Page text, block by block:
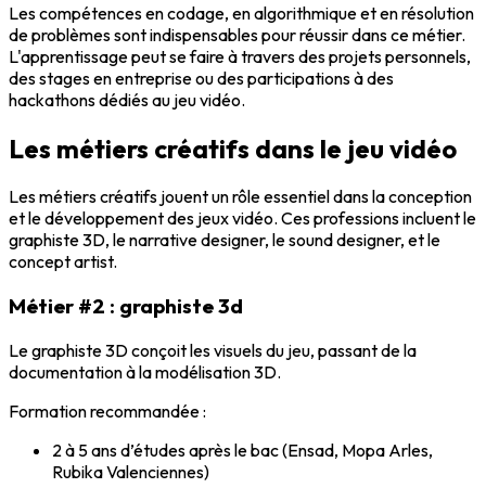
Les compétences en codage, en algorithmique et en résolution
de problèmes sont indispensables pour réussir dans ce métier.
L'apprentissage peut se faire à travers des projets personnels,
des stages en entreprise ou des participations à des
hackathons dédiés au jeu vidéo.
Les métiers créatifs dans le jeu vidéo
Les métiers créatifs jouent un rôle essentiel dans la conception
et le développement des jeux vidéo. Ces professions incluent le
graphiste 3D, lenarrative designer, lesound designer, et le
concept artist.
Métier #2 : graphiste 3d
Legraphiste 3Dconçoit les visuels du jeu, passant de la
documentation à la modélisation 3D.
Formation recommandée:
2 à 5 ans d’études après le bac (Ensad, Mopa Arles,
Rubika Valenciennes)